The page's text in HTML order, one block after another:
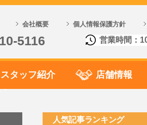
会社概要 個人情報保護方針
5116 営業時間：
スタッフ紹介 店舗情報
人気記事ランキング